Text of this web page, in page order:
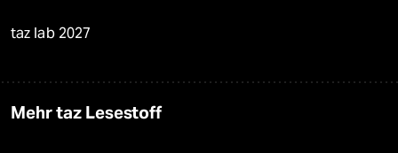
taz lab 2027
Mehr taz Lesestoff